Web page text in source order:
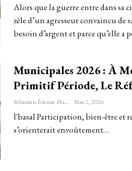
Alors que la guerre entre dans sa
zèle d’un agresseur convaincu de
besoin d’argent et parce qu’elle a
Municipales 2026 : À
Primitif Période, Le
Sébastien-Étienne Marechal Mar 2, 2026
l'basal Participation, bien-être et
s’orienterait envoûtement…